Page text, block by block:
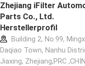
Zhejiang iFilter
Parts Co., Ltd.
Herstellerprofil
Building 2, No.99,
Daqiao Town, Nanhu
Jiaxing, Zhejiang,PRC